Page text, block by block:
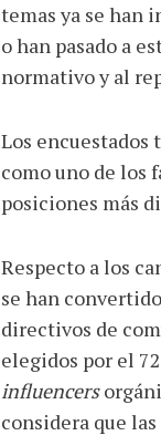
temas ya se han
o han pasado a
normativo y al
Los
como uno de los
posiciones más
Respecto a los
se han
directivos de
elegidos por el
influencers
considera que